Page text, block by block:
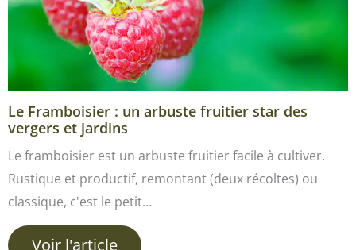
Le Framboisier : un arbuste fruitier star des
vergers et jardins
Le framboisier est un arbuste fruitier facile à cultiver.
Rustique et productif, remontant (deux récoltes) ou
classique, c'est le petit…
Voir l'article